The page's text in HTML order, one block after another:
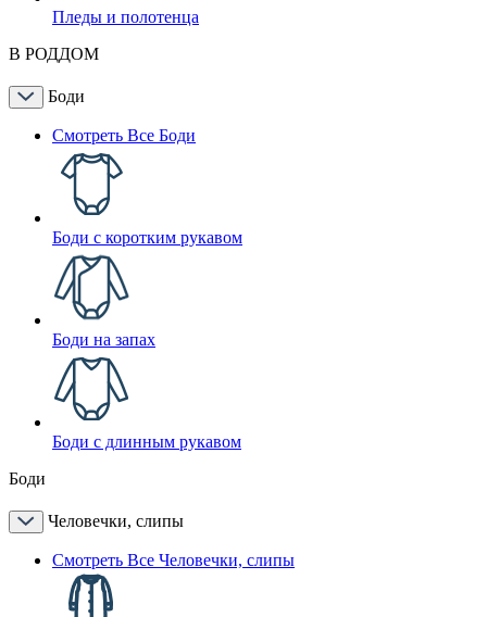
Пледы и полотенца
В РОДДОМ
Боди
Смотреть Все Боди
Боди с коротким рукавом
Боди на запах
Боди с длинным рукавом
Боди
Человечки, слипы
Смотреть Все Человечки, слипы